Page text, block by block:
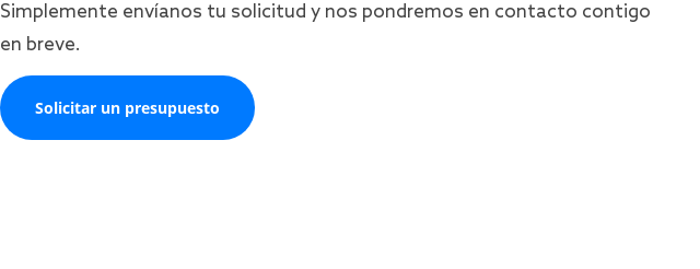
Simplemente envíanos tu solicitud y nos pondremos en contacto contigo
en breve.
Solicitar un presupuesto